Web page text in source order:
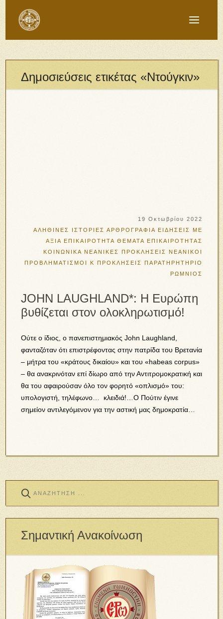
Δημοσιεύσεις ετικέτας «Ντούγκιν»
19 Οκτωβρίου 2022
ΑΛΗΘΙΝΕΣ ΙΣΤΟΡΙΕΣ ΑΡΘΡΟΓΡΑΦΙΑ ΕΙΔΗΣΕΙΣ ΜΕ
ΑΞΙΑ ΕΠΙΚΑΙΡΟΤΗΤΑ ΘΕΜΑΤΑ ΕΠΙΚΑΙΡΟΤΗΤΑΣ
ΚΟΙΝΩΝΙΚΑ ΝΕΑΝΙΚΕΣ ΠΡΟΚΛΗΣΕΙΣ
ΝΕΑΝΙΚΟΙ
ΠΡΟΒΛΗΜΑΤΙΣΜΟΙ Κ ΠΡΟΚΛΗΣΕΙΣ
ΠΑΡΑΤΗΡΗΤΗΡΙΟ
ΡΩΜΝΙΟΣ
JOHN LAUGHLAND*: H Ευρώπη
βυθίζεται στον ολοκληρωτισμό!
Oύτε ο ίδιος, ο πανεπιστημιακός John Laughland,
φανταζόταν ότι επιστρέφοντας στην πατρίδα του Βρετανία
– μήτρα του «κράτους δικαίου» και του «habeas corpus»
– θα ανακρινόταν επί δίωρο από την Αντιτρομοκρατική και
θα του αφαιρούσαν όλο τον φορητό «οπλισμό» του:
υπολογιστή, τηλέφωνο… κλειδιά!…Ο Πούτιν έγινε
σημείον αντιλεγόμενον για την αστική μας δημοκρατία…
Σημαντική Ανακοίνωση